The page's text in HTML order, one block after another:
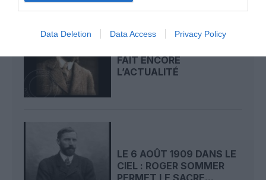
Data Deletion Data Access Privacy Policy
LE 7 AOÛT 1909 DANS LE
FAIT ENCORE
L’ACTUALITÉ
LE 6 AOÛT 1909 DANS LE
CIEL : ROGER SOMMER
PERMET LE SACRE...